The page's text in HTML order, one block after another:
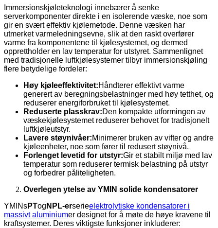
Immersionskjøleteknologi innebærer å senke
serverkomponenter direkte i en isolerende væske, noe som
gir en svært effektiv kjølemetode. Denne væsken har
utmerket varmeledningsevne, slik at den raskt overfører
varme fra komponentene til kjølesystemet, og dermed
opprettholder en lav temperatur for utstyret. Sammenlignet
med tradisjonelle luftkjølesystemer tilbyr immersionskjøling
flere betydelige fordeler:
Høy kjøleeffektivitet:Håndterer effektivt varme
generert av beregningsbelastninger med høy tetthet, og
reduserer energiforbruket til kjølesystemet.
Reduserte plasskrav:Den kompakte utformingen av
væskekjølesystemet reduserer behovet for tradisjonelt
luftkjøleutstyr.
Lavere støynivåer:Minimerer bruken av vifter og andre
kjøleenheter, noe som fører til redusert støynivå.
Forlenget levetid for utstyr:Gir et stabilt miljø med lav
temperatur som reduserer termisk belastning på utstyr
og forbedrer påliteligheten.
Overlegen ytelse av YMIN solide kondensatorer
YMINsPTog NPL-erserieelektrolytiske kondensatorer i
massivt aluminiumer designet for å møte de høye kravene til
kraftsystemer. Deres viktigste funksjoner inkluderer: